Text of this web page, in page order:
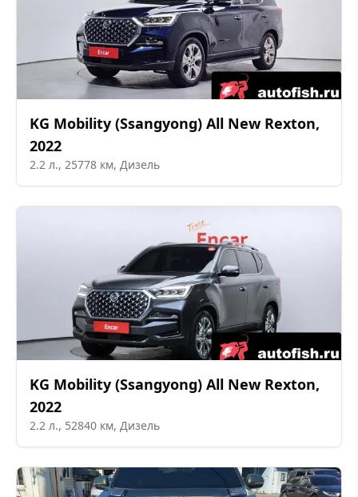
KG Mobility (Ssangyong) All New Rexton,
2022
2.2 л., 25778 км, Дизель
KG Mobility (Ssangyong) All New Rexton,
2022
2.2 л., 52840 км, Дизель